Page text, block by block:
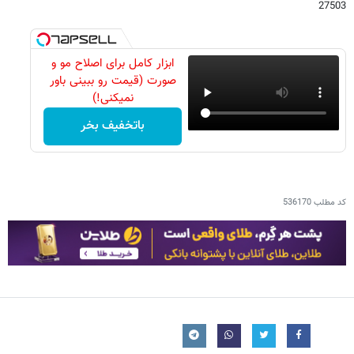
27503
ابزار کامل برای اصلاح مو و
صورت (قیمت رو ببینی باور
نمیکنی!)
باتخفیف بخر
کد مطلب536170